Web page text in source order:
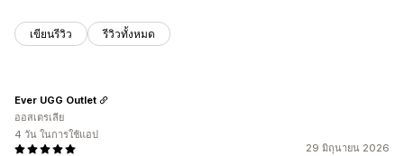
เขียนรีวิว รีวิวทั้งหมด
29 มิถุนายน 2026
Ever UGG Outlet
ออสเตรเลีย
4 วัน ในการใช้แอป